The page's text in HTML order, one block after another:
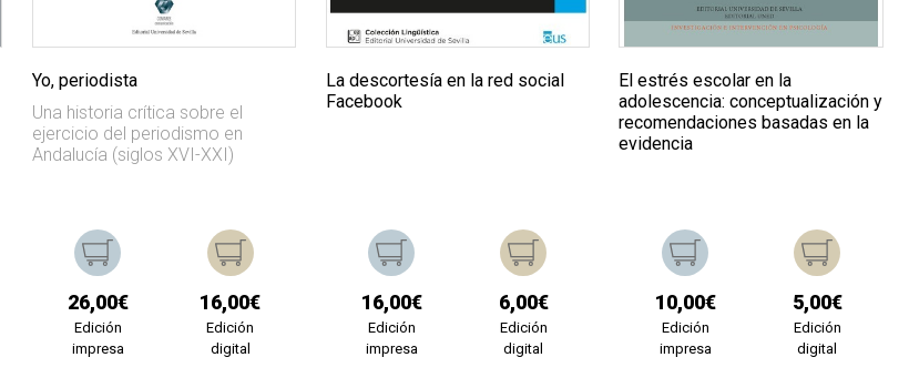
Yo, periodista
Una historia crítica sobre el
ejercicio del periodismo en
Andalucía (siglos XVI-XXI)
26,00€
Edición
impresa
16,00€
Edición
digital
La descortesía en la red social
Facebook
16,00€
Edición
impresa
6,00€
Edición
digital
El estrés escolar en la
adolescencia: conceptualización y
recomendaciones basadas en la
evidencia
10,00€
Edición
impresa
5,00€
Edición
digital